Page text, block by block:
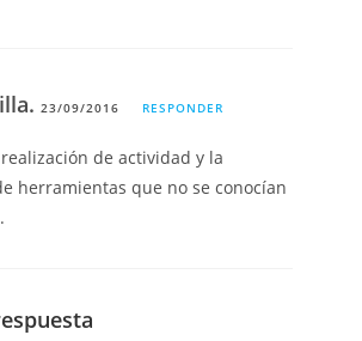
23/09/2016 RESPONDER
de actividad y la
herramientas que no se conocían